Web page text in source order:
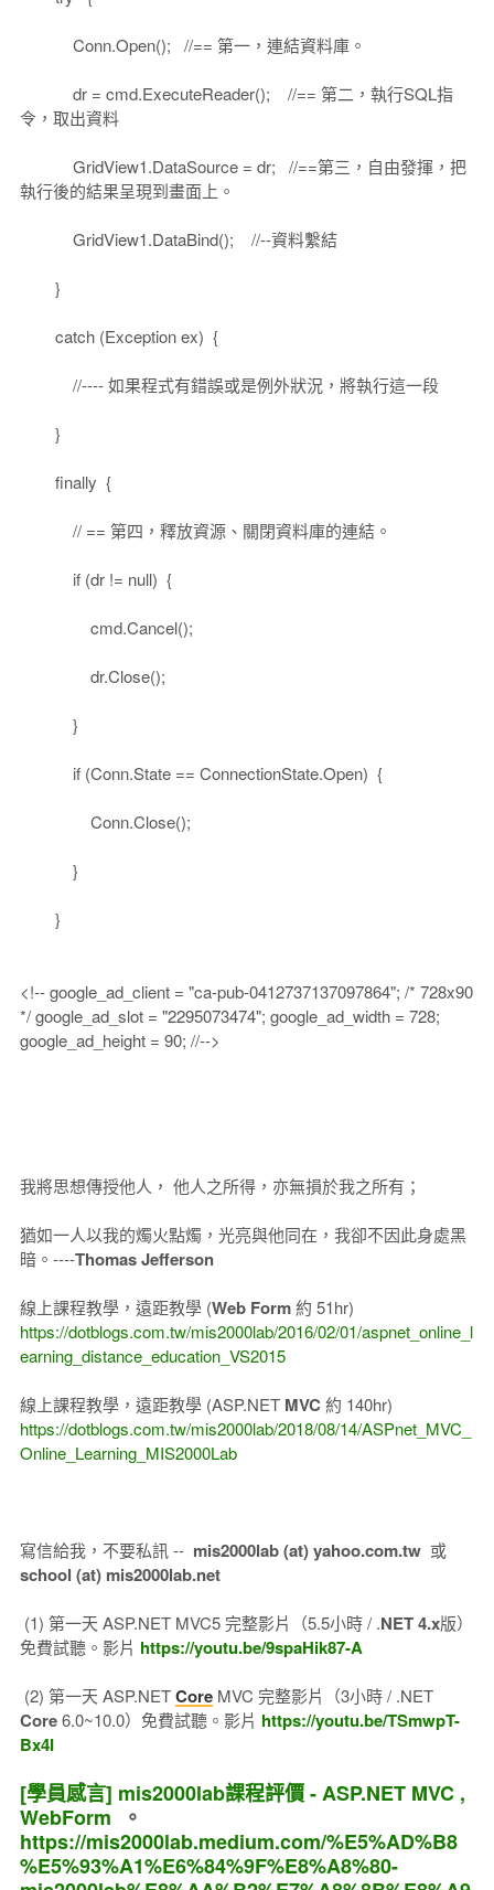
Conn.Open(); //== 第一，連結資料庫。
dr = cmd.ExecuteReader(); //== 第二，執行SQL指
令，取出資料
GridView1.DataSource = dr; //==第三，自由發揮，把
執行後的結果呈現到畫面上。
GridView1.DataBind(); //--資料繫結
}
catch (Exception ex) {
//---- 如果程式有錯誤或是例外狀況，將執行這一段
}
finally {
// == 第四，釋放資源、關閉資料庫的連結。
if (dr != null) {
cmd.Cancel();
dr.Close();
}
if (Conn.State == ConnectionState.Open) {
Conn.Close();
}
}
<!-- google_ad_client = "ca-pub-0412737137097864"; /* 728x90
*/ google_ad_slot = "2295073474"; google_ad_width = 728;
google_ad_height = 90; //-->
我將思想傳授他人， 他人之所得，亦無損於我之所有；
猶如一人以我的燭火點燭，光亮與他同在，我卻不因此身處黑
暗。----Thomas Jefferson
線上課程教學，遠距教學 (Web Form約 51hr)
https://dotblogs.com.tw/mis2000lab/2016/02/01/aspnet_online_l
earning_distance_education_VS2015
線上課程教學，遠距教學 (ASP.NET MVC 約 140hr)
https://dotblogs.com.tw/mis2000lab/2018/08/14/ASPnet_MVC_
Online_Learning_MIS2000Lab
寫信給我，不要私訊 -- mis2000lab (at) yahoo.com.tw或
school (at) mis2000lab.net
(1) 第一天 ASP.NET MVC5 完整影片（5.5小時 / .NET 4.x版）
免費試聽。影片 https://youtu.be/9spaHik87-A
(2) 第一天 ASP.NETCoreMVC 完整影片（3小時 / .NET
Core6.0~10.0）免費試聽。影片 https://youtu.be/TSmwpT-
Bx4I
[學員感言] mis2000lab課程評價 - ASP.NET MVC ,
WebForm 。
https://mis2000lab.medium.com/%E5%AD%B8
%E5%93%A1%E6%84%9F%E8%A8%80-